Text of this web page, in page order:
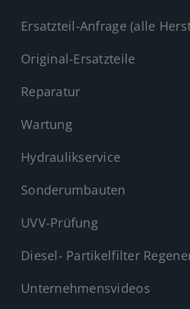
Ersatzteil-Anfrage (alle
Original-Ersatzteile
Reparatur
Wartung
Hydraulikservice
Sonderumbauten
UVV-Prüfung
Diesel- Partikelfilter
Unternehmensvideos